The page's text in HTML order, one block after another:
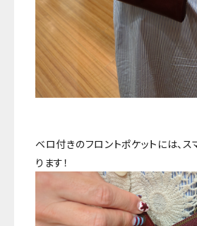
ベロ付きのフロントポケットには、
ります！